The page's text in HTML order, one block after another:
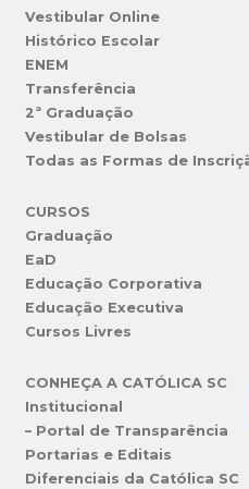
Vestibular Online
Histórico Escolar
ENEM
Transferência
2ª Graduação
Vestibular de Bolsas
Todas as Formas de
CURSOS
Graduação
EaD
Educação Corporativa
Educação Executiva
Cursos Livres
CONHEÇA A CATÓLICA SC
Institucional
– Portal de Transparência
Portarias e Editais
Diferenciais da Católica SC